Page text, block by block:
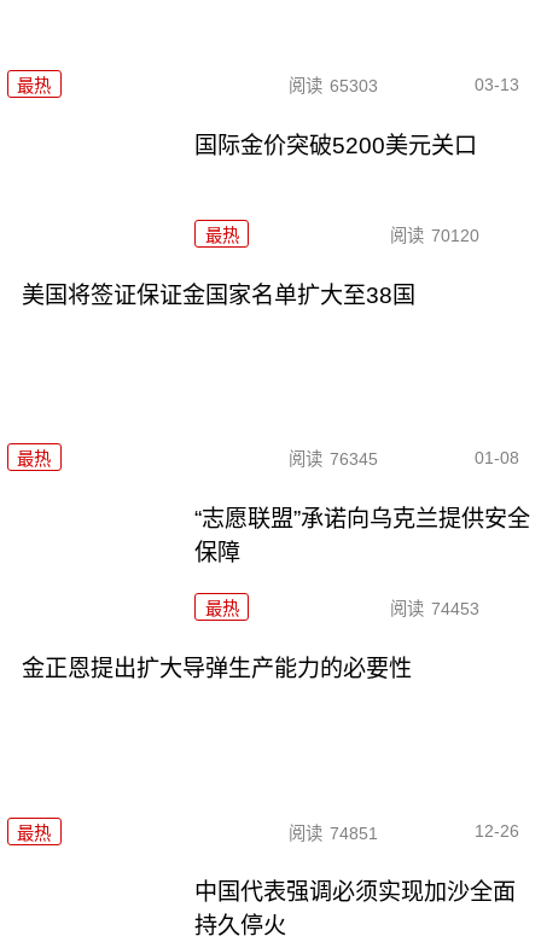
最热 阅读 65303 03-13
国际金价突破5200美元关口
最热 阅读 70120
美国将签证保证金国家名单扩大至38国
最热 阅读 76345 01-08
“志愿联盟”承诺向乌克兰提供安全
保障
最热 阅读 74453
金正恩提出扩大导弹生产能力的必要性
最热 阅读 74851 12-26
中国代表强调必须实现加沙全面
持久停火